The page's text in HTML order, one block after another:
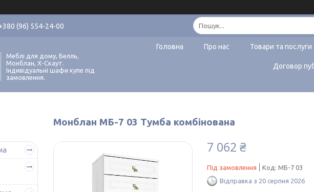
(96) 554-24-00
Меблі для дому, Белль,
Монблан, Х-Скаут.
Індивідуальні шафи купе під
замовлення.
Головна Про нас Товари та послуги
Договор
Монблан МБ-7 03 Тумба комбінована
7 062 ₴
Під замовлення Код: МБ-7 03
Відправка з 20 серпня 2026